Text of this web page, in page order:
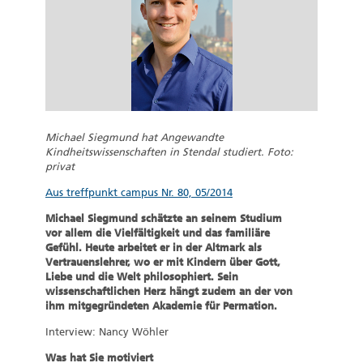
Michael Siegmund hat Angewandte
Kindheitswissenschaften in Stendal studiert. Foto:
privat
Aus treffpunkt campus Nr. 80, 05/2014
Michael Siegmund schätzte an seinem Studium
vor allem die Vielfältigkeit und das familiäre
Gefühl. Heute arbeitet er in der Altmark als
Vertrauenslehrer, wo er mit Kindern über Gott,
Liebe und die Welt philosophiert. Sein
wissenschaftlichen Herz hängt zudem an der von
ihm mitgegründeten Akademie für Permation.
Interview: Nancy Wöhler
Was hat Sie motiviert